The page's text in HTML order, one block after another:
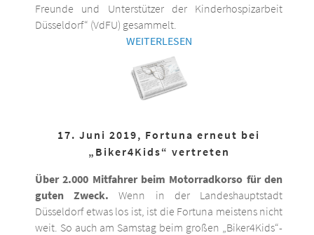
Freunde und Unterstützer der Kinderhospizarbeit
Düsseldorf“ (VdFU) gesammelt.
WEITERLESEN
17. Juni 2019, Fortuna erneut bei
„Biker4Kids“ vertreten
Über 2.000 Mitfahrer beim Motorradkorso für den
guten Zweck. Wenn in der Landeshauptstadt
Düsseldorf etwas los ist, ist die Fortuna meistens nicht
weit. So auch am Samstag beim großen „Biker4Kids“-